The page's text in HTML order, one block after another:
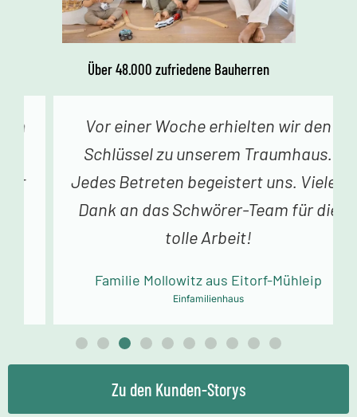
Über 48.000 zufriedene Bauherren
Vor einer Woche erhielten wir den
Schlüssel zu unserem Traumhaus.
Jedes Betreten begeistert uns. Vielen
Dank an das Schwörer-Team für die
tolle Arbeit!
Familie Mollowitz aus Eitorf-Mühleip
Einfamilienhaus
Zu den Kunden-Storys